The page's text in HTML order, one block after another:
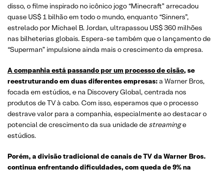
disso, o filme inspirado no icônico jogo “Minecraft” arrecadou
quase US$ 1 bilhão em todo o mundo, enquanto “Sinners”,
estrelado por Michael B. Jordan, ultrapassou US$ 360 milhões
nas bilheterias globais. Espera-se também que o lançamento de
“Superman” impulsione ainda mais o crescimento da empresa.
A companhia está passando por um processo de cisão, se
reestruturando em duas diferentes empresas:a Warner Bros,
focada em estúdios, e na Discovery Global, centrada nos
produtos de TV à cabo. Com isso, esperamos que o processo
destrave valor para a companhia, especialmente ao destacar o
potencial de crescimento da sua unidade de streaminge
estúdios.
Porém, a divisão tradicional de canais de TV da Warner Bros.
continua enfrentando dificuldades, com queda de 9% na